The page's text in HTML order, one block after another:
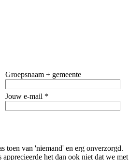
Groepsnaam + gemeente
Jouw e-mail *
toen van 'niemand' en erg onverzorgd.
het dan ook niet dat we